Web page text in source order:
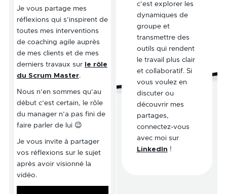
Je vous partage mes
réflexions qui s’inspirent de
toutes mes interventions
de coaching agile auprès
de mes clients et de mes
derniers travaux sur le rôle
du Scrum Master.
Nous n’en sommes qu’au
début c’est certain, le rôle
du manager n’a pas fini de
faire parler de lui 😉
Je vous invite à partager
vos réflexions sur le sujet
après avoir visionné la
vidéo.
c’est explorer les
dynamiques de
groupe et
transmettre des
outils qui rendent
le travail plus clair
et collaboratif. Si
vous voulez en
discuter ou
découvrir mes
partages,
connectez-vous
avec moi sur
LinkedIn !